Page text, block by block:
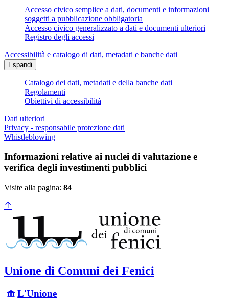
Accesso civico semplice a dati, documenti e informazioni
soggetti a pubblicazione obbligatoria
Accesso civico generalizzato a dati e documenti ulteriori
Registro degli accessi
Accessibilità e catalogo di dati, metadati e banche dati
Espandi
Catalogo dei dati, metadati e della banche dati
Regolamenti
Obiettivi di accessibilità
Dati ulteriori
Privacy - responsabile protezione dati
Whistleblowing
Informazioni relative ai nuclei di valutazione e
verifica degli investimenti pubblici
Visite alla pagina: 84
Unione di Comuni dei Fenici
L'Unione